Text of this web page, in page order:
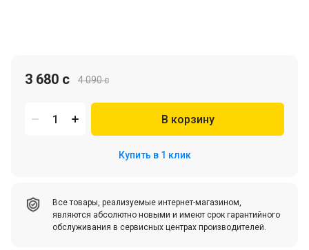
4 090 c
3 680 c
В корзину
Купить в 1 клик
Все товары, реализуемые интернет-магазином,
являются абсолютно новыми и имеют срок гарантийного
обслуживания в сервисных центрах производителей.